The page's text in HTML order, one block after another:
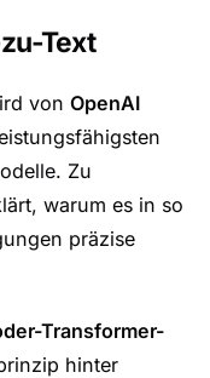
Text
von OpenAI
Zu
warum es in so
präzise
Transformer-
hinter